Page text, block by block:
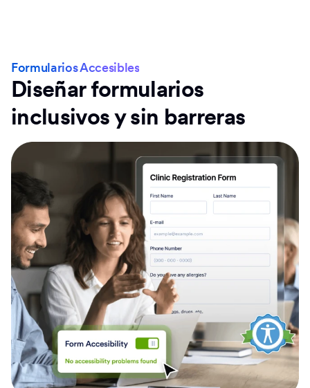
Formularios Accesibles
Diseñar formularios
inclusivos y sin barreras